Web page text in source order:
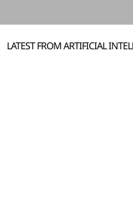
LATEST FROM ARTIFICIAL